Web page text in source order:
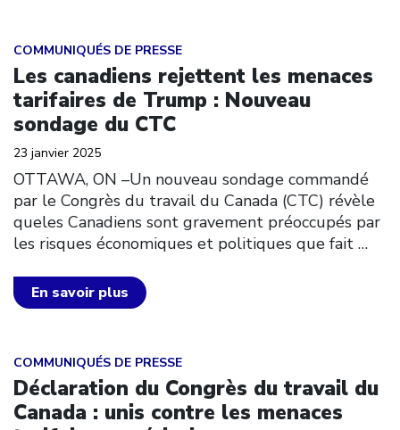
COMMUNIQUÉS DE PRESSE
Les canadiens rejettent les menaces
tarifaires de Trump : Nouveau
sondage du CTC
23 janvier 2025
OTTAWA, ON –Un nouveau sondage commandé
par le Congrès du travail du Canada (CTC) révèle
queles Canadiens sont gravement préoccupés par
les risques économiques et politiques que fait …
En savoir plus
Click to open the link
COMMUNIQUÉS DE PRESSE
Déclaration du Congrès du travail du
Canada : unis contre les menaces
Click to open the link